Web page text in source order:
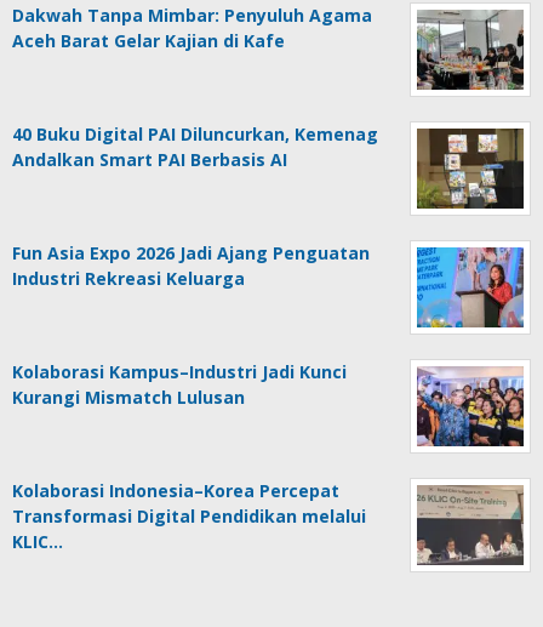
Dakwah Tanpa Mimbar: Penyuluh Agama
Aceh Barat Gelar Kajian di Kafe
40 Buku Digital PAI Diluncurkan, Kemenag
Andalkan Smart PAI Berbasis AI
Fun Asia Expo 2026 Jadi Ajang Penguatan
Industri Rekreasi Keluarga
Kolaborasi Kampus–Industri Jadi Kunci
Kurangi Mismatch Lulusan
Kolaborasi Indonesia–Korea Percepat
Transformasi Digital Pendidikan melalui
KLIC…